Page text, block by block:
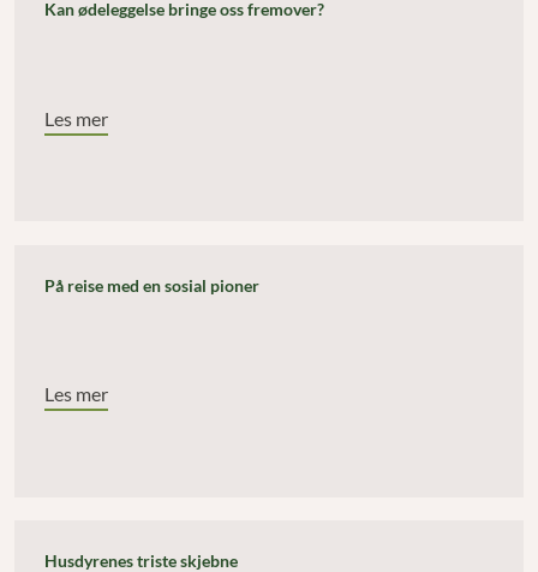
Kan ødeleggelse bringe oss fremover?
Les mer
På reise med en sosial pioner
Les mer
Husdyrenes triste skjebne